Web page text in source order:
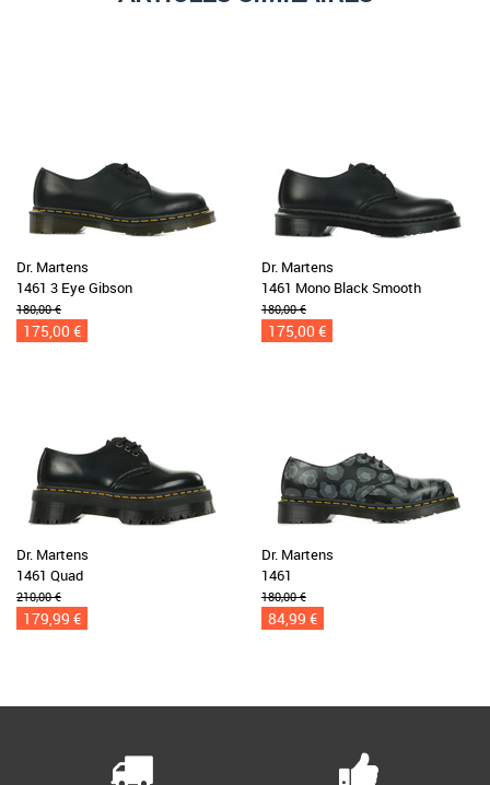
Dr. Martens
1461 3 Eye Gibson
180,00 €
175,00 €
Dr. Martens
1461 Mono Black Smooth
180,00 €
175,00 €
Dr. Martens
1461 Quad
210,00 €
179,99 €
Dr. Martens
1461
180,00 €
84,99 €